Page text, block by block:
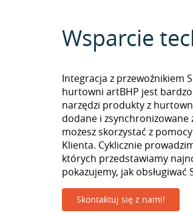
Wsparcie
Integracja z przewoźnikiem
hurtowni artBHP jest
narzędzi produkty z
dodane i zsynchronizowane
możesz skorzystać z
Klienta. Cyklicznie
których przedstawiamy
pokazujemy, jak obsługiwać
Skontaktuj się z nami!